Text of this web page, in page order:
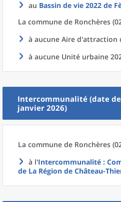
au Bassin de vie 2022 de
La commune de Ronchères
à aucune Aire d'attraction
à aucune Unité urbaine
Intercommunalité (date
janvier 2026)
La commune de Ronchères
à l'Intercommunalité :
de La Région de Château-